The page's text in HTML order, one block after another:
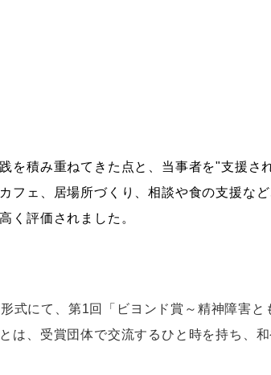
を積み重ねてきた点と、当事者を"支援さ
フェ、居場所づくり、相談や食の支援な
く評価されました。
にて、第1回「ビヨンド賞～精神障害と
は、受賞団体で交流するひと時を持ち、